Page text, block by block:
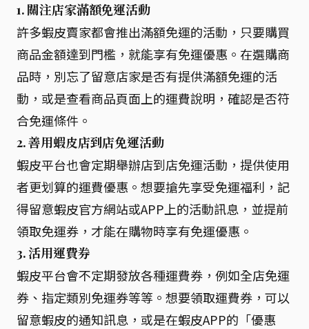
1. 關注店家滿額免運活動
許多蝦皮賣家都會推出滿額免運的活動，只要購買
商品金額達到門檻，就能享有免運優惠。在選購商
品時，別忘了留意店家是否有提供滿額免運的活
動，或是查看商品頁面上的運費說明，確認是否符
合免運條件。
2. 善用蝦皮店到店免運活動
蝦皮平台也會定期舉辦店到店免運活動，提供使用
者更划算的運費優惠。想要搶先享受免運福利，記
得留意蝦皮官方網站或APP上的活動訊息，並提前
領取免運券，才能在購物時享有免運優惠。
3. 活用運費券
蝦皮平台會不定期發放各種運費券，例如全店免運
券、指定類別免運券等等。想要領取運費券，可以
留意蝦皮的通知訊息，或是在蝦皮APP的「優惠